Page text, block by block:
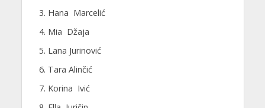
Hana Marcelić
Mia Džaja
Lana Jurinović
Tara Alinčić
Korina Ivić